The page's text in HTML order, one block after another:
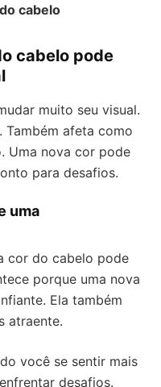
cabelo
cabelo pode
muito seu visual.
Também afeta como
Uma nova cor pode
para desafios.
uma
cor do cabelo pode
porque uma nova
Ela também
atraente.
você se sentir mais
desafios.